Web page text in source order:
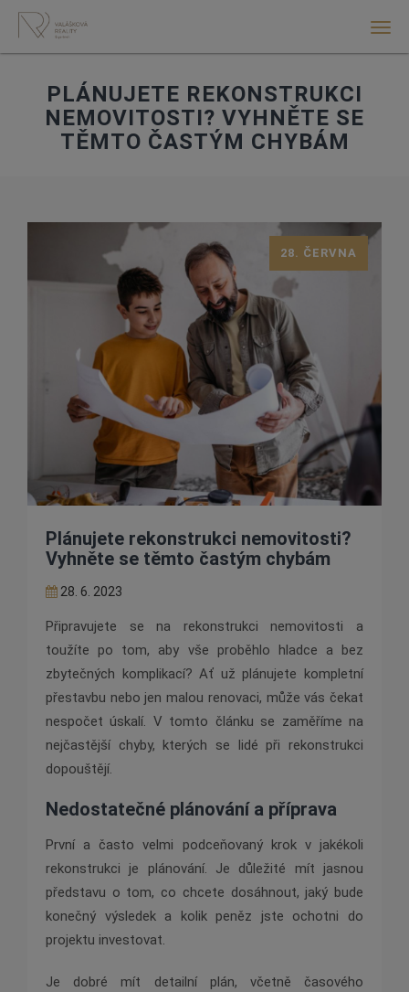
PLÁNUJETE REKONSTRUKCI
NEMOVITOSTI? VYHNĚTE SE
TĚMTO ČASTÝM CHYBÁM
Plánujete rekonstrukci nemovitosti?
Vyhněte se těmto častým chybám
28. 6. 2023
28. ČERVNA
Připravujete se na rekonstrukci nemovitosti a
toužíte po tom, aby vše proběhlo hladce a bez
zbytečných komplikací? Ať už plánujete kompletní
přestavbu nebo jen malou renovaci, může vás čekat
nespočet úskalí. V tomto článku se zaměříme na
nejčastější chyby, kterých se lidé při rekonstrukci
dopouštějí.
Nedostatečné plánování a příprava
První a často velmi podceňovaný krok v jakékoli
rekonstrukci je plánování. Je důležité mít jasnou
představu o tom, co chcete dosáhnout, jaký bude
konečný výsledek a kolik peněz jste ochotni do
projektu investovat.
Je dobré mít detailní plán, včetně časového